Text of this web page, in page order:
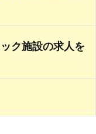
ク施設の求人を